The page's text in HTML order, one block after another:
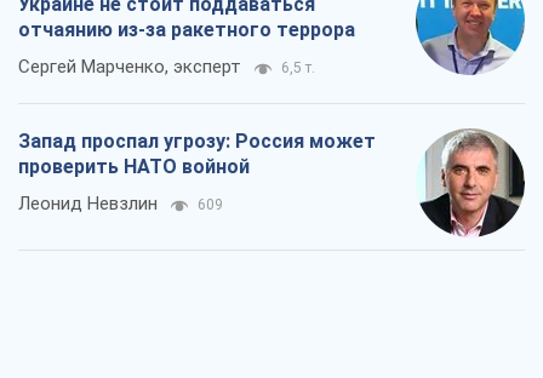
отчаянию из-за ракетного террора
Сергей Марченко, эксперт 6,5 т.
Запад проспал угрозу: Россия может
проверить НАТО войной
Леонид Невзлин 609